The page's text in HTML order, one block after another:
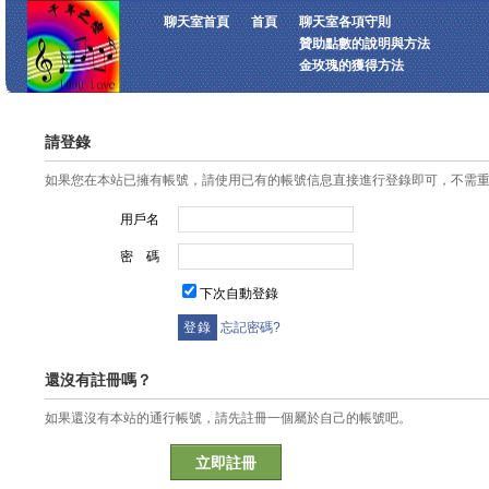
聊天室首頁 首頁
聊天室各項守則
贊助點數的說明與方法
金玫瑰的獲得方法
請登錄
如果您在本站已擁有帳號，請使用已有的帳號信息直接進行登錄即可，不需
用戶名
密 碼
下次自動登錄
忘記密碼?
還沒有註冊嗎？
如果還沒有本站的通行帳號，請先註冊一個屬於自己的帳號吧。
立即註冊